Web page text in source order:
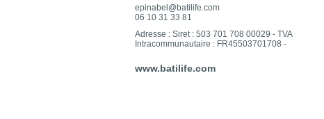
epinabel@batilife.com
06 10 31 33 81
Adresse : Siret : 503 701 708 00029 - TVA
Intracommunautaire : FR45503701708 -
www.batilife.com